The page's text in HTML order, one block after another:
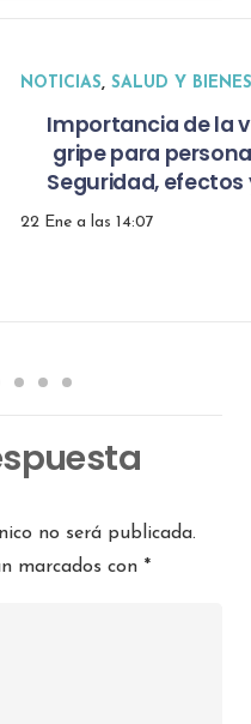
vacuna de la
mayores:
y beneficios
no será publicada.
marcados con *